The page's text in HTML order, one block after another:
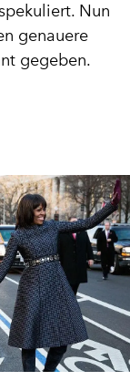
Nun
genauere
gegeben.